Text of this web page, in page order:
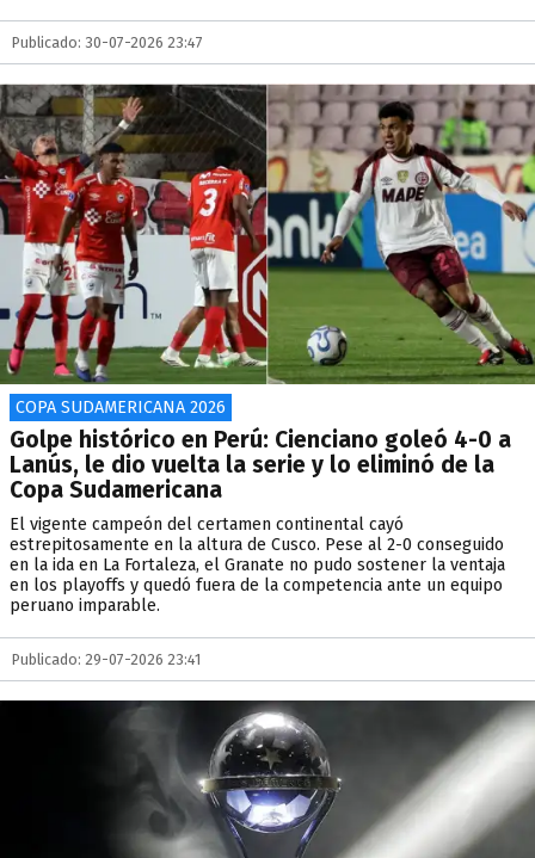
Publicado: 30-07-2026 23:47
COPA SUDAMERICANA 2026
Golpe histórico en Perú: Cienciano goleó 4-0 a
Lanús, le dio vuelta la serie y lo eliminó de la
Copa Sudamericana
El vigente campeón del certamen continental cayó
estrepitosamente en la altura de Cusco. Pese al 2-0 conseguido
en la ida en La Fortaleza, el Granate no pudo sostener la ventaja
en los playoffs y quedó fuera de la competencia ante un equipo
peruano imparable.
Publicado: 29-07-2026 23:41